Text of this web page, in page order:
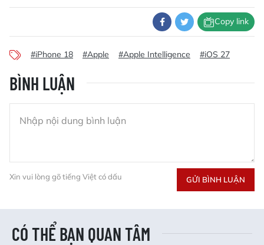
Copy link
#iPhone 18 #Apple #Apple Intelligence #iOS 27
BÌNH LUẬN
Xin vui lòng gõ tiếng Việt có dấu GỬI BÌNH LUẬN
CÓ THỂ BẠN QUAN TÂM